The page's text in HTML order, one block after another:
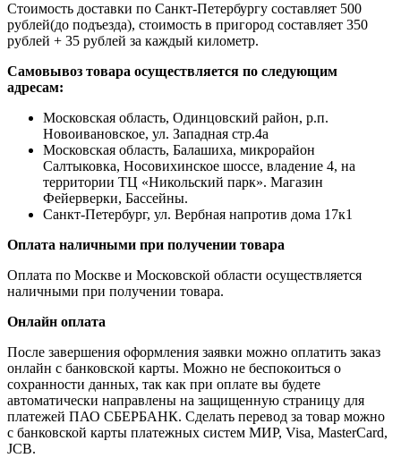
Стоимость доставки по Санкт-Петербургу составляет 500
рублей(до подъезда), стоимость в пригород составляет 350
рублей + 35 рублей за каждый километр.
Самовывоз товара осуществляется по следующим
адресам:
Московская область, Одинцовский район, р.п.
Новоивановское, ул. Западная стр.4a
Московская область, Балашиха, микрорайон
Салтыковка, Носовихинское шоссе, владение 4, на
территории ТЦ «Никольский парк». Магазин
Фейерверки, Бассейны.
Санкт-Петербург, ул. Вербная напротив дома 17к1
Оплата наличными при получении товара
Оплата по Москве и Московской области осуществляется
наличными при получении товара.
Онлайн оплата
После завершения оформления заявки можно оплатить заказ
онлайн с банковской карты. Можно не беспокоиться о
сохранности данных, так как при оплате вы будете
автоматически направлены на защищенную страницу для
платежей ПАО СБЕРБАНК. Сделать перевод за товар можно
с банковской карты платежных систем МИР, Visa, MasterCard,
JCB.